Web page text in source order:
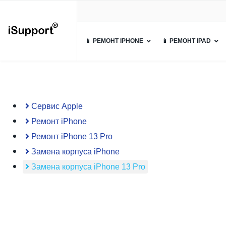
📱 РЕМОНТ IPHONE 📱 РЕМОНТ IPAD
Сервис Apple
Ремонт iPhone
Ремонт iPhone 13 Pro
Замена корпуса iPhone
Замена корпуса iPhone 13 Pro